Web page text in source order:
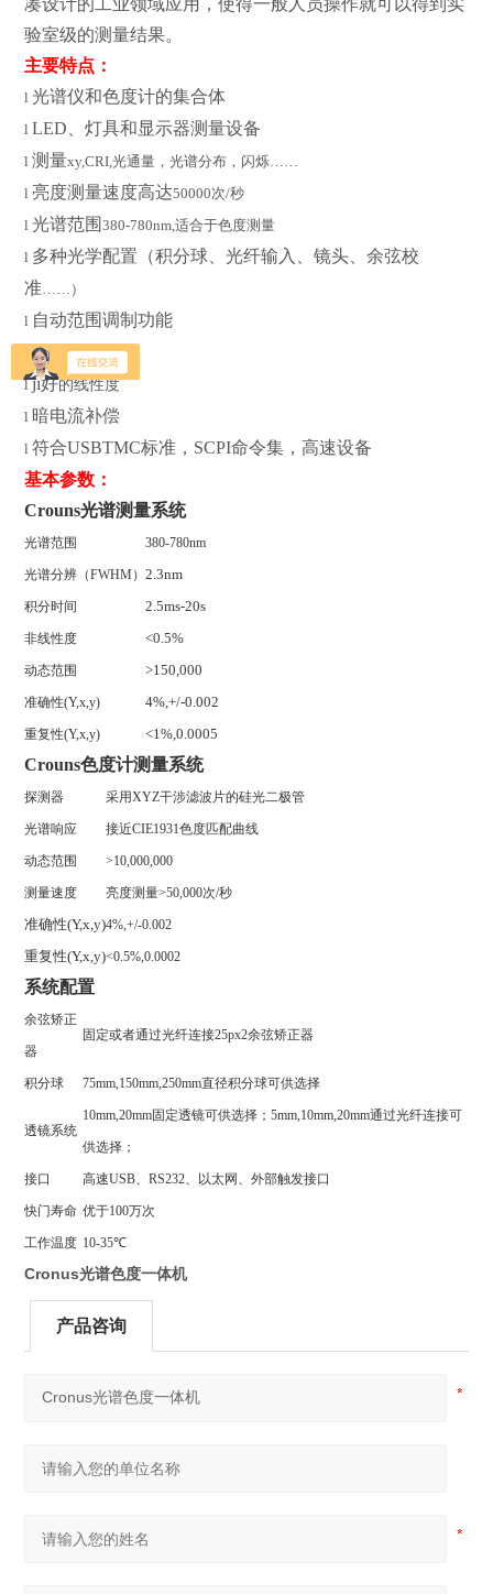
凑设计的工业领域应用，使得一般人员操作就可以得到实
验室级的测量结果。
主要特点：
l光谱仪和色度计的集合体
lLED、灯具和显示器测量设备
l测量xy,CRI,光通量，光谱分布，闪烁……
l 亮度测量速度高达50000次/秒
l光谱范围380-780nm,适合于色度测量
l 多种光学配置（积分球、光纤输入、镜头、余弦校
准……）
l 自动范围调制功能
l机械快门
lji好的线性度
l 暗电流补偿
l符合USBTMC标准，SCPI命令集，高速设备
基本参数：
Crouns光谱测量系统
光谱范围 380-780nm
光谱分辨（FWHM ）2.3nm
积分时间 2.5ms-20s
非线性度 <0.5%
动态范围 >150,000
准确性(Y,x,y) 4%,+/-0.002
重复性(Y,x,y) <1%,0.0005
Crouns色度计测量系统
探测器 采用XYZ干涉滤波片的硅光二极管
光谱响应 接近CIE1931色度匹配曲线
动态范围 >10,000,000
测量速度 亮度测量>50,000次/秒
准确性(Y,x,y)4%,+/-0.002
重复性(Y,x,y)<0.5%,0.0002
系统配置
余弦矫正
器
固定或者通过光纤连接25px2余弦矫正器
积分球 75mm,150mm,250mm直径积分球可供选择
透镜系统
10mm,20mm固定透镜可供选择；5mm,10mm,20mm通过光纤连接可
供选择；
接口 高速USB、RS232、以太网、外部触发接口
快门寿命 优于100万次
工作温度 10-35℃
Cronus光谱色度一体机
产品咨询